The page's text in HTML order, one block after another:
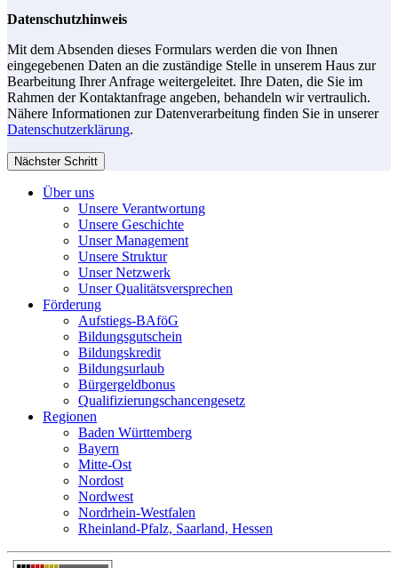
Datenschutzhinweis
Mit dem Absenden dieses Formulars werden die von Ihnen
eingegebenen Daten an die zuständige Stelle in unserem Haus zur
Bearbeitung Ihrer Anfrage weitergeleitet. Ihre Daten, die Sie im
Rahmen der Kontaktanfrage angeben, behandeln wir vertraulich.
Nähere Informationen zur Datenverarbeitung finden Sie in unserer
Datenschutzerklärung.
Nächster Schritt
Über uns
Unsere Verantwortung
Unsere Geschichte
Unser Management
Unsere Struktur
Unser Netzwerk
Unser Qualitätsversprechen
Förderung
Aufstiegs-BAföG
Bildungsgutschein
Bildungskredit
Bildungsurlaub
Bürgergeldbonus
Qualifizierungschancengesetz
Regionen
Baden Württemberg
Bayern
Mitte-Ost
Nordost
Nordwest
Nordrhein-Westfalen
Rheinland-Pfalz, Saarland, Hessen